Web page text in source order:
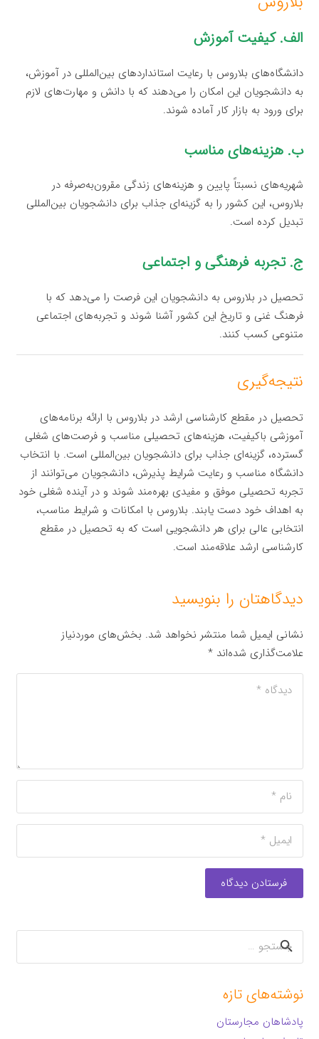
الف. کیفیت آموزش
دانشگاه‌های بلاروس با رعایت استانداردهای بین‌المللی در آموزش،
به دانشجویان این امکان را می‌دهند که با دانش و مهارت‌های لازم
برای ورود به بازار کار آماده شوند.
ب. هزینه‌های مناسب
شهریه‌های نسبتاً پایین و هزینه‌های زندگی مقرون‌به‌صرفه در
بلاروس، این کشور را به گزینه‌ای جذاب برای دانشجویان بین‌المللی
تبدیل کرده است.
ج. تجربه فرهنگی و اجتماعی
تحصیل در بلاروس به دانشجویان این فرصت را می‌دهد که با
فرهنگ غنی و تاریخ این کشور آشنا شوند و تجربه‌های اجتماعی
متنوعی کسب کنند.
نتیجه‌گیری
تحصیل در مقطع کارشناسی ارشد در بلاروس با ارائه برنامه‌های
آموزشی باکیفیت، هزینه‌های تحصیلی مناسب و فرصت‌های شغلی
گسترده، گزینه‌ای جذاب برای دانشجویان بین‌المللی است. با انتخاب
دانشگاه مناسب و رعایت شرایط پذیرش، دانشجویان می‌توانند از
تجربه تحصیلی موفق و مفیدی بهره‌مند شوند و در آینده شغلی خود
به اهداف خود دست یابند. بلاروس با امکانات و شرایط مناسب،
انتخابی عالی برای هر دانشجویی است که به تحصیل در مقطع
کارشناسی ارشد علاقه‌مند است.
دیدگاهتان را بنویسید
نشانی ایمیل شما منتشر نخواهد شد. بخش‌های موردنیاز
علامت‌گذاری شده‌اند*
فرستادن دیدگاه
جستجو
برای:
نوشته‌های تازه
پادشاهان مجارستان